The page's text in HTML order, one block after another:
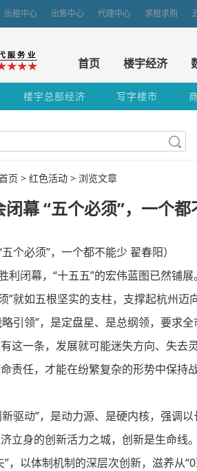
出租中心 出售中心 代理中心 求租求购
首页 楼宇经济
楼宇总部经济 写字楼市
页 > 红色活动 > 浏览文章
幕 “五个必须”，一个都
必须”，一个都不能少 翟春阳）
闭幕，“十五五”的宏伟蓝图已然铺
”就如五根坚实的支柱，支撑起杭州迈
领”，是定盘星、是总纲领，要求全
这一条，发展就可能迷失方向、失去
责任，才能在纷繁复杂的形势中保
驱动”，是动力源、是硬内核，强调
立身的创新活力之城，创新是生命线
”，以体制机制的深层次创新，滋养从